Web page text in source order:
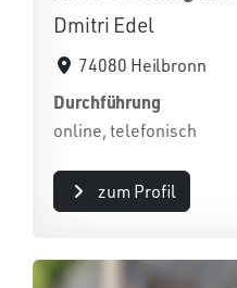
Dmitri Edel
74080 Heilbronn
Durchführung
online, telefonisch
zum Profil